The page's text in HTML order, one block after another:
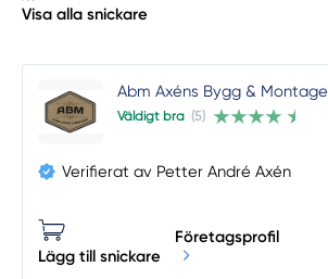
Visa alla snickare
Abm Axéns Bygg & Montage
Väldigt bra (5)
Verifierat av Petter André Axén
Lägg till snickare
Företagsprofil